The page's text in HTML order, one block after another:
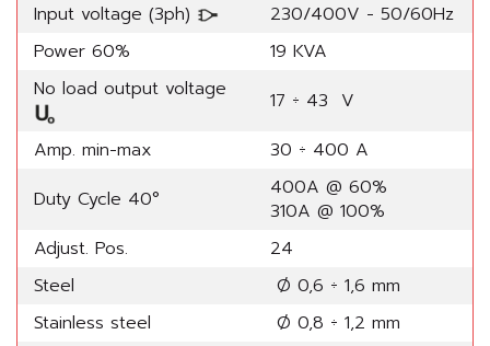
Input voltage (3ph)
230/400V - 50/60Hz
Power 60%
19 KVA
No load output voltage
17 ÷ 43 V
Amp. min-max
30 ÷ 400 A
Duty Cycle 40°
400A @ 60%
310A @ 100%
Adjust. Pos.
24
Steel
Ø 0,6 ÷ 1,6 mm
Stainless steel
Ø 0,8 ÷ 1,2 mm